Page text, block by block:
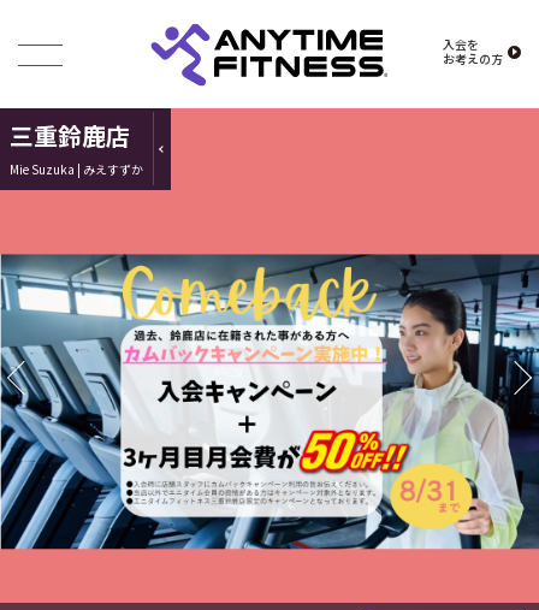
入会を
お考えの方
三重鈴鹿店
Mie Suzuka | みえすずか